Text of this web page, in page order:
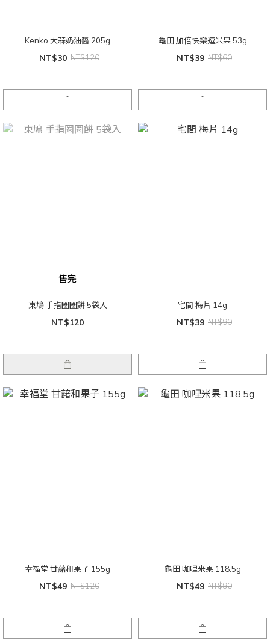
Kenko 大蒜奶油醬 205g
NT$30 NT$120
龜田 加倍快樂逗米果 53g
NT$39 NT$60
售完
東鳩 手指圈圈餅 5袋入
NT$120
宅間 梅片 14g
NT$39 NT$90
幸福堂 甘藷和果子 155g
NT$49 NT$120
龜田 咖哩米果 118.5g
NT$49 NT$90